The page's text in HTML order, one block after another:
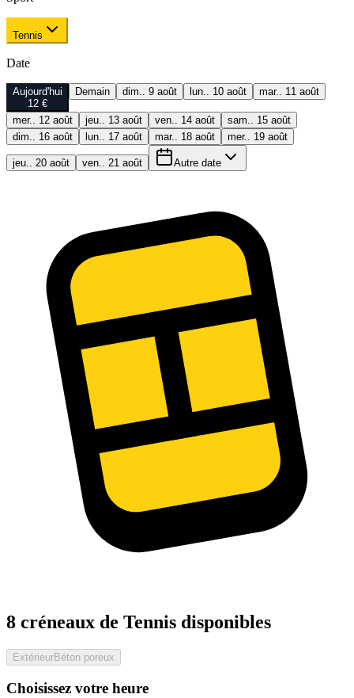
Tennis
Date
Aujourd'hui
12 €
Demain dim.. 9 août lun.. 10 août mar.. 11 août
mer.. 12 août jeu.. 13 août ven.. 14 août
sam.. 15 août
dim.. 16 août
lun.. 17 août mar.. 18 août mer.. 19 août
jeu.. 20 août ven.. 21 août Autre date
8 créneaux de Tennis disponibles
ExtérieurBéton poreux
Choisissez votre heure